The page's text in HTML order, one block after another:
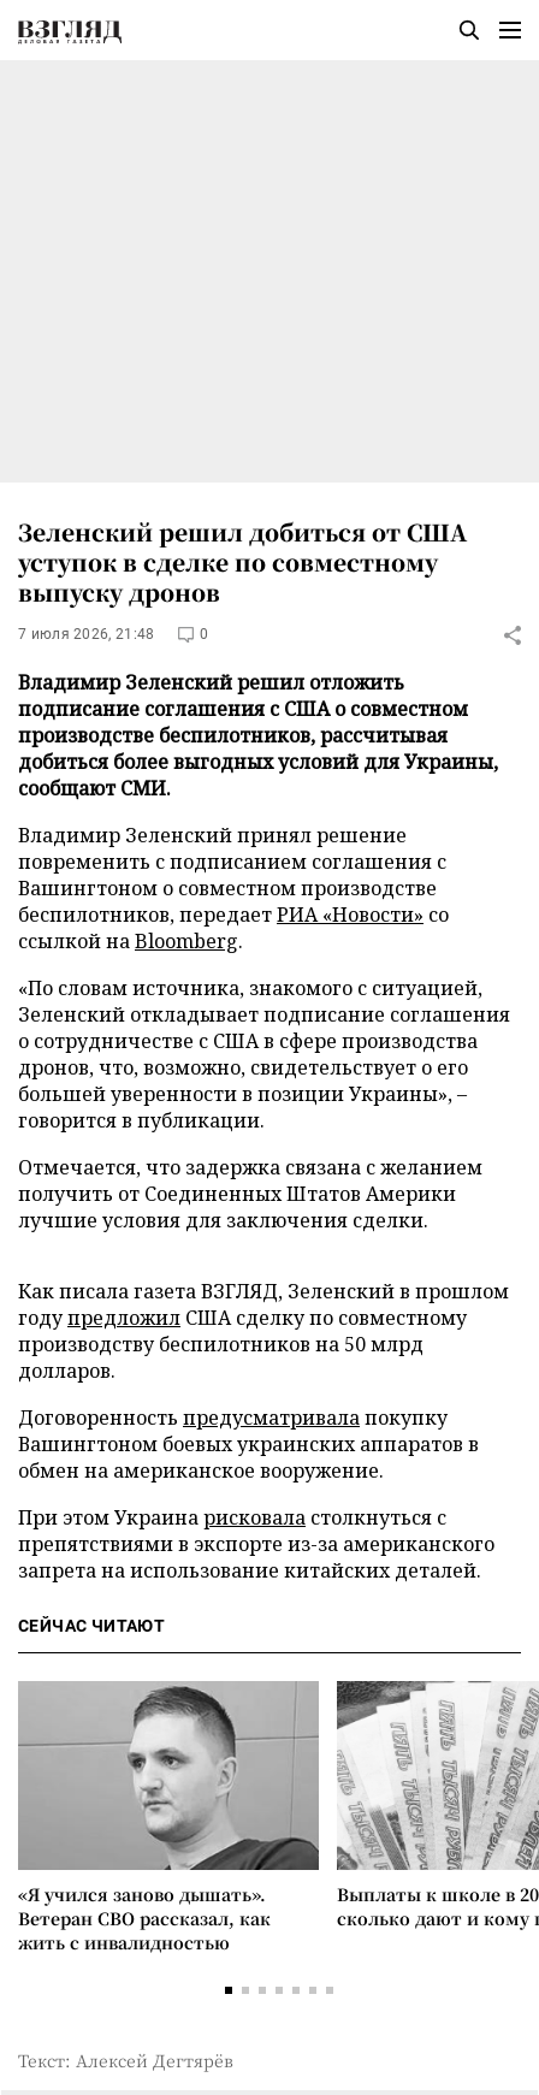
Зеленский решил добиться от США
уступок в сделке по совместному
выпуску дронов
7 июля 2026, 21:48 0
Владимир Зеленский решил отложить
подписание соглашения с США о совместном
производстве беспилотников, рассчитывая
добиться более выгодных условий для Украины,
сообщают СМИ.
Владимир Зеленский принял решение
повременить с подписанием соглашения с
Вашингтоном о совместном производстве
беспилотников, передаетРИА «Новости» со
ссылкой наBloomberg.
«По словам источника, знакомого с ситуацией,
Зеленский откладывает подписание соглашения
о сотрудничестве с США в сфере производства
дронов, что, возможно, свидетельствует о его
большей уверенности в позиции Украины», –
говорится в публикации.
Отмечается, что задержка связана с желанием
получить от Соединенных Штатов Америки
лучшие условия для заключения сделки.
Как писала газета ВЗГЛЯД, Зеленский в прошлом
годупредложил США сделку по совместному
производству беспилотников на 50 млрд
долларов.
Договоренность предусматривалапокупку
Вашингтоном боевых украинских аппаратов в
обмен на американское вооружение.
При этом Украинарисковала столкнуться с
препятствиями в экспорте из-за американского
запрета на использование китайских деталей.
СЕЙЧАС ЧИТАЮТ
«Я учился заново дышать».
Ветеран СВО рассказал, как
жить с инвалидностью
Выплаты к школе в
сколько дают и
Текст: Алексей Дегтярёв